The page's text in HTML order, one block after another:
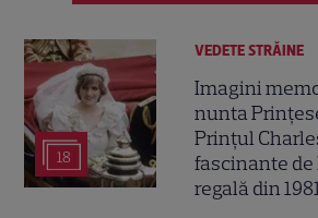
18
VEDETE STRĂINE
Imagini
nunta
Prințul
fascinante
regală din